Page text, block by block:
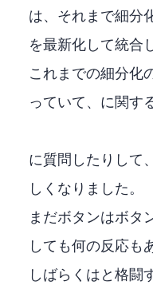
WinUI3は、それまで
を最新化して統合
これまでの細分化
っていて、WinUI3に
Qiitaに質問したりし
しくなりました。
まだボタンはボタ
しても何の反応も
しばらくはXAMLと